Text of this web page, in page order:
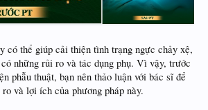
có thể giúp cải thiện tình trạng ngực chảy xệ,
những rủi ro và tác dụng phụ. Vì vậy, trước
phẫu thuật, bạn nên thảo luận với bác sĩ để
và lợi ích của phương pháp này.